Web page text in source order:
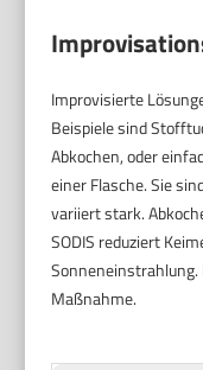
Improvisierte
Beispiele sind
Abkochen, oder
einer Flasche. Sie
variiert stark.
SODIS reduziert
Maßnahme.